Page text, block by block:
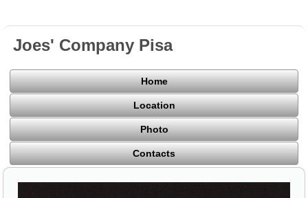
Joes' Company Pisa
Home
Location
Photo
Contacts